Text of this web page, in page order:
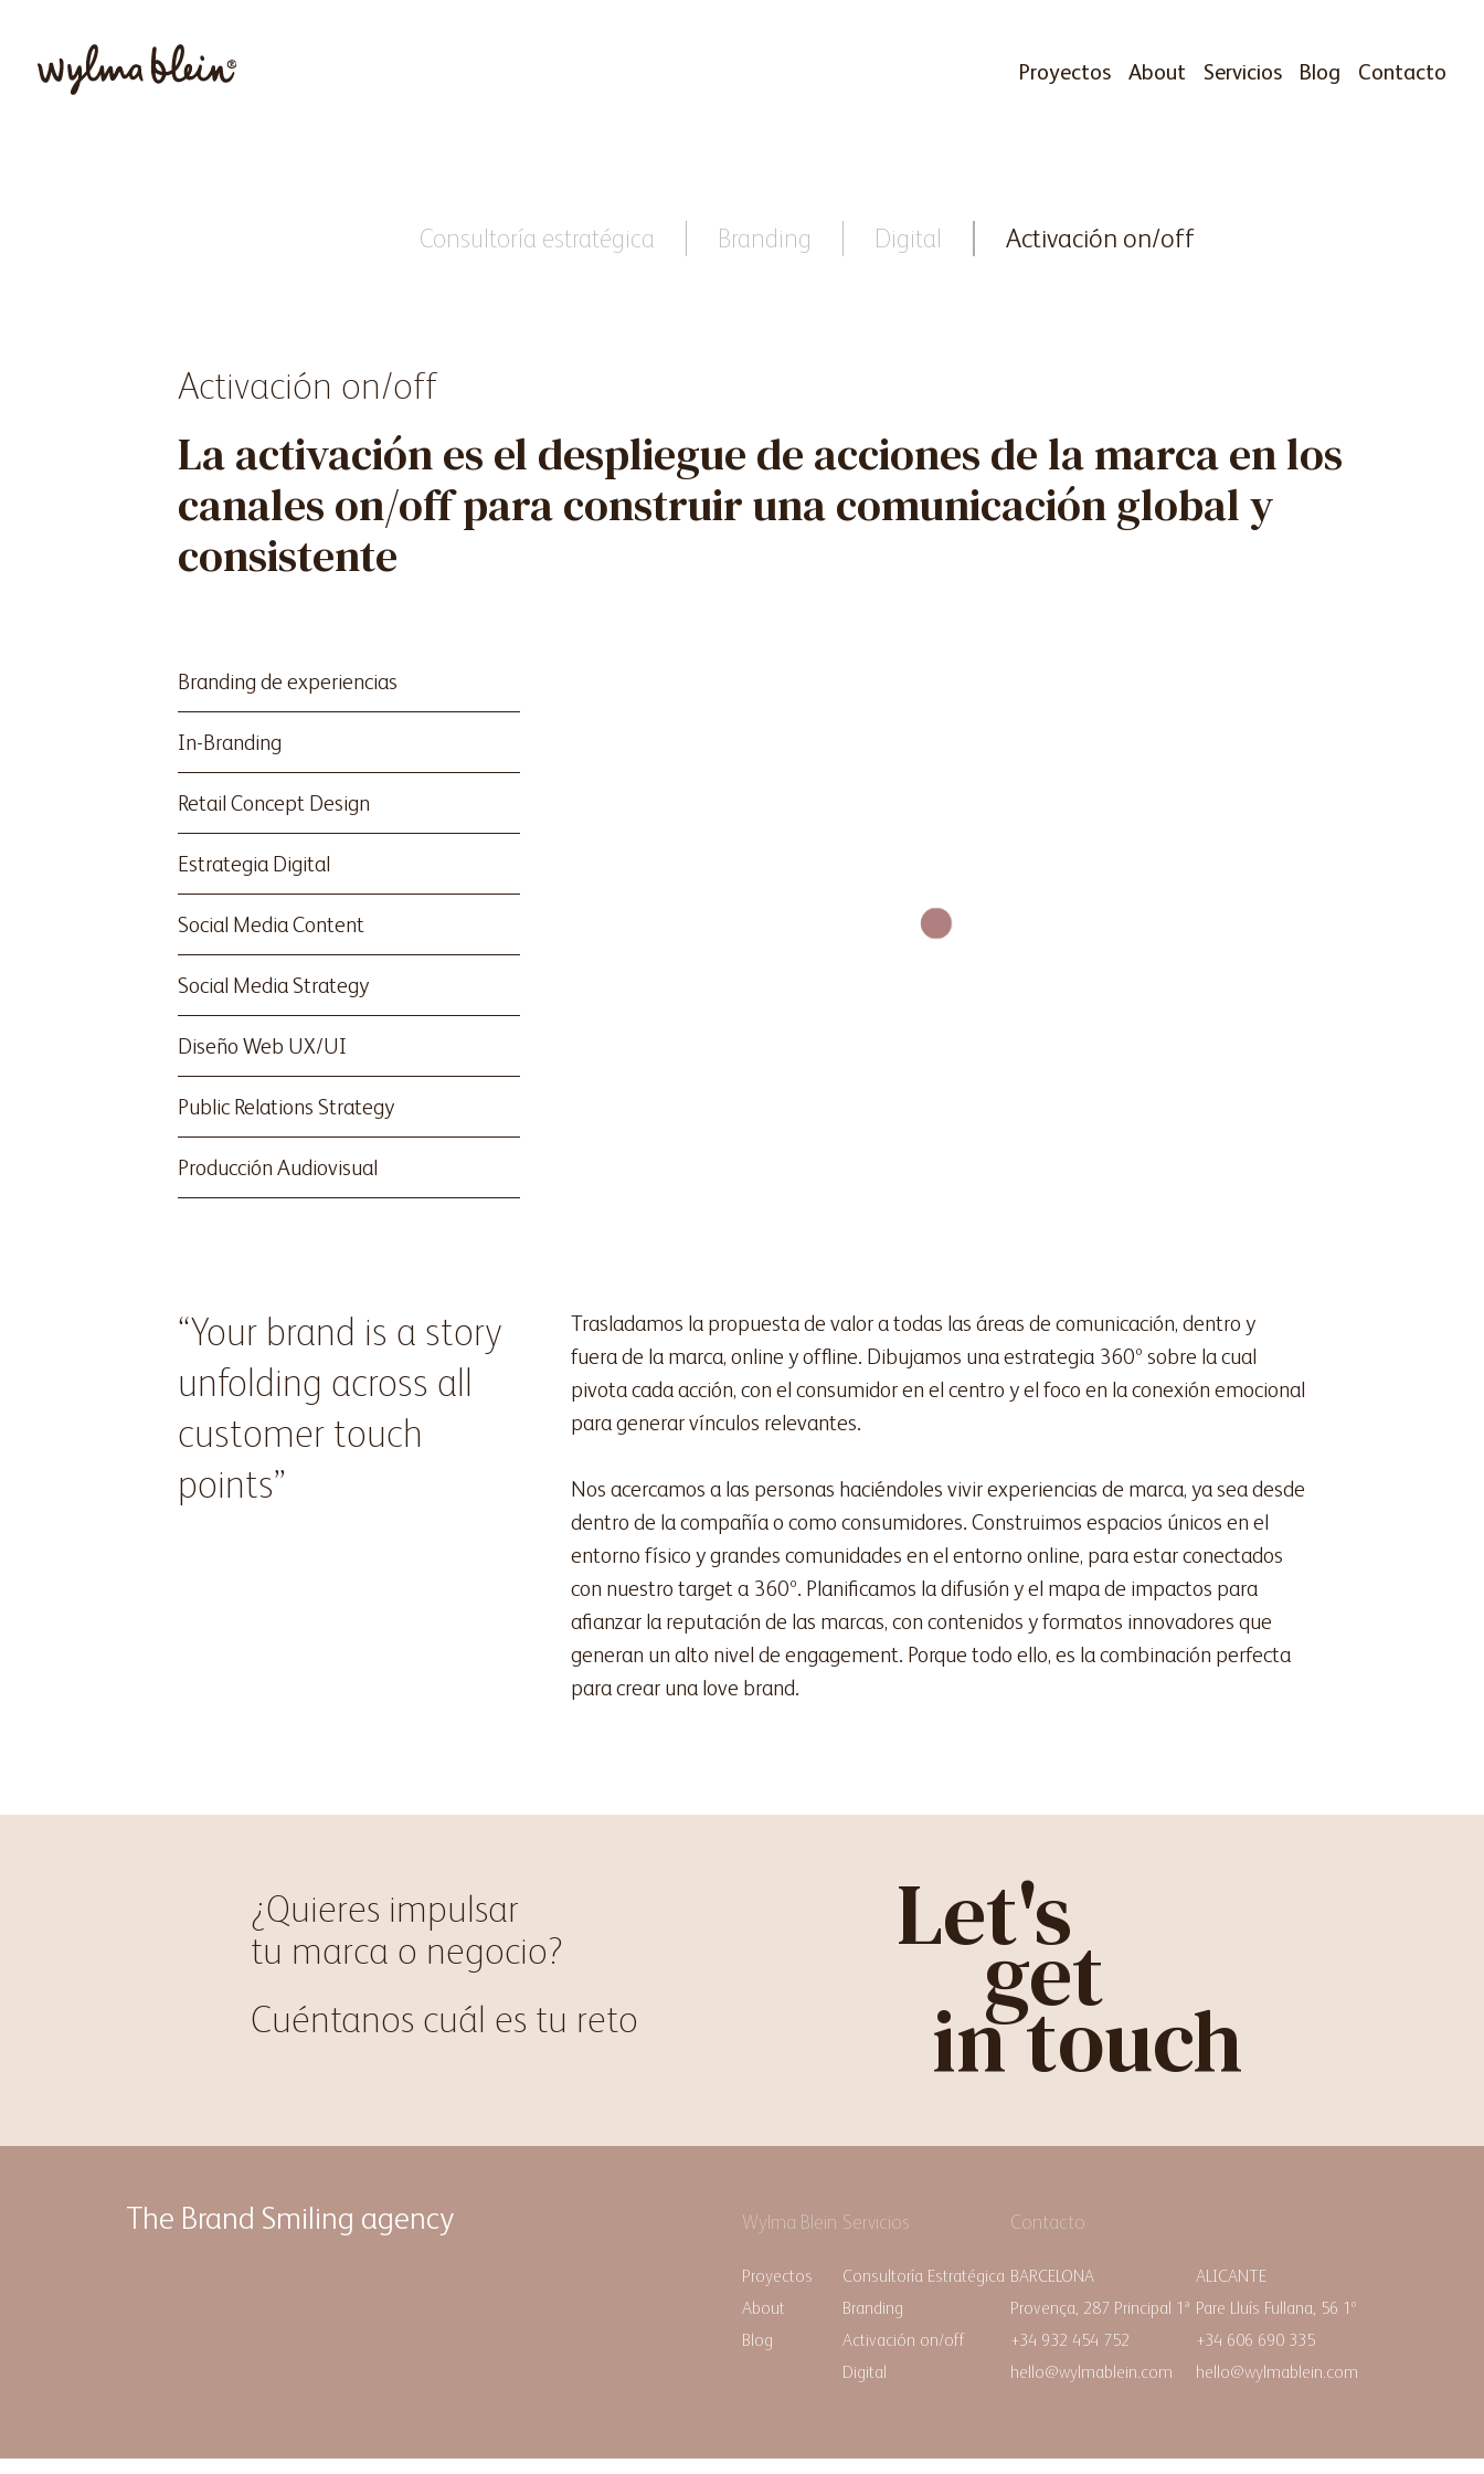
Proyectos About Servicios Blog Contacto
Consultoría estratégica Branding Digital Activación on/off
Activación on/off
La activación es el despliegue de acciones de la marca en los
canales on/off para construir una comunicación global y
consistente
Branding de experiencias
In-Branding
Retail Concept Design
Estrategia Digital
Social Media Content
Social Media Strategy
Diseño Web UX/UI
Public Relations Strategy
Producción Audiovisual
“Your brand is a story
unfolding across all
customer touch
points”
Trasladamos la propuesta de valor a todas las áreas de comunicación, dentro y
fuera de la marca, online y offline. Dibujamos una estrategia 360º sobre la cual
pivota cada acción, con el consumidor en el centro y el foco en la conexión emocional
para generar vínculos relevantes.
Nos acercamos a las personas haciéndoles vivir experiencias de marca, ya sea desde
dentro de la compañía o como consumidores. Construimos espacios únicos en el
entorno físico y grandes comunidades en el entorno online, para estar conectados
con nuestro target a 360º. Planificamos la difusión y el mapa de impactos para
afianzar la reputación de las marcas, con contenidos y formatos innovadores que
generan un alto nivel de engagement. Porque todo ello, es la combinación perfecta
para crear una love brand.
¿Quieres impulsar
tu marca o negocio?
Cuéntanos cuál es tu reto
Let's
get
in touch
The Brand Smiling agency Wylma Blein
Proyectos
About
Blog
Servicios
Consultoría Estratégica
Branding
Activación on/off
Digital
Contacto
BARCELONA
Provença, 287 Principal 1ª
+34 932 454 752
hello@wylmablein.com
ALICANTE
Pare Lluís Fullana, 56 1º
+34 606 690 335
hello@wylmablein.com